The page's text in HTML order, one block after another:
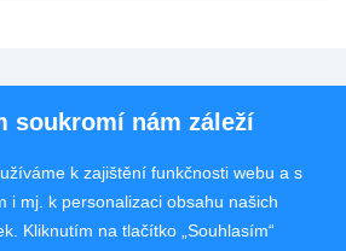
soukromí nám záleží
k zajištění funkčnosti webu a s
i mj. k personalizaci obsahu našich
Kliknutím na tlačítko „Souhlasím“